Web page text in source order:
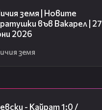
земя | Новите
във Вакарел | 27
2026
земя
- Кайрат 1:0 /